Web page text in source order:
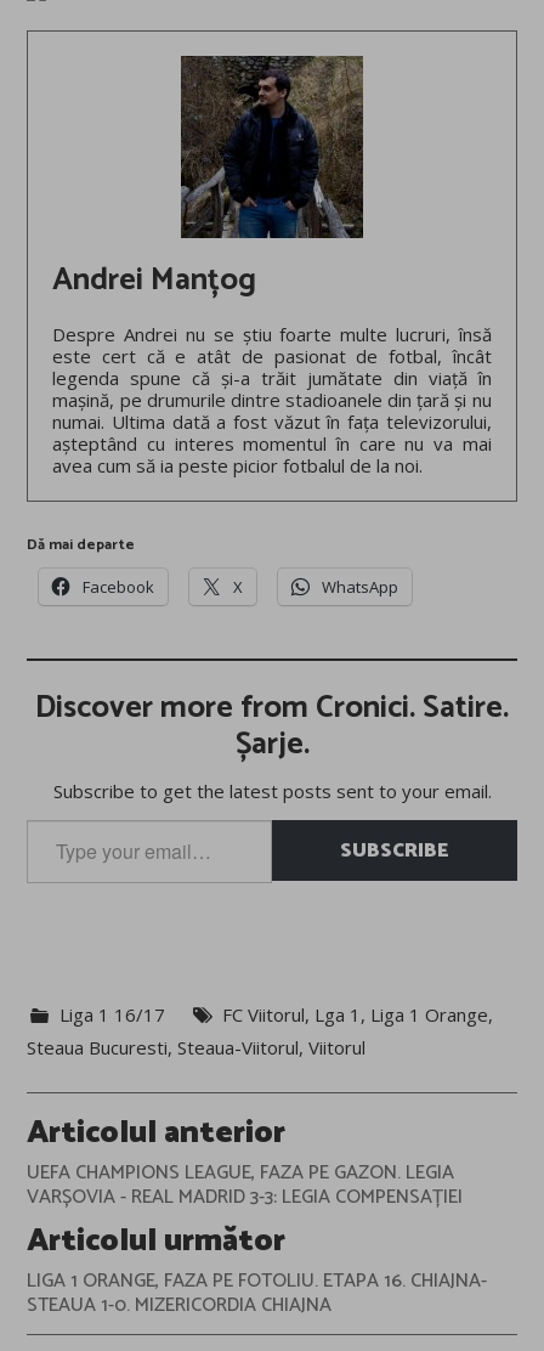
Andrei Manțog
Despre Andrei nu se știu foarte multe lucruri, însă
este cert că e atât de pasionat de fotbal, încât
legenda spune că și-a trăit jumătate din viață în
mașină, pe drumurile dintre stadioanele din țară și nu
numai. Ultima dată a fost văzut în fața televizorului,
așteptând cu interes momentul în care nu va mai
avea cum să ia peste picior fotbalul de la noi.
Dă mai departe
Facebook X WhatsApp
Discover more from Cronici. Satire.
Șarje.
Subscribe to get the latest posts sent to your email.
your
email…
SUBSCRIBE
Liga 1 16/17 FC Viitorul, Lga 1 , Liga 1 Orange,
Steaua Bucuresti,Steaua-Viitorul,Viitorul
Post
navigation
Articolul anterior
UEFA CHAMPIONS LEAGUE, FAZA PE GAZON. LEGIA
VARȘOVIA - REAL MADRID 3-3: LEGIA COMPENSAȚIEI
Articolul următor
LIGA 1 ORANGE, FAZA PE FOTOLIU. ETAPA 16. CHIAJNA-
STEAUA 1-0. MIZERICORDIA CHIAJNA